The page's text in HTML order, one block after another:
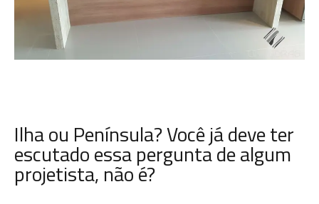
Ilha ou Península? Você já deve ter
escutado essa pergunta de algum
projetista, não é?